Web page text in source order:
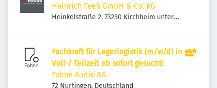
Heinrich Feeß GmbH & Co. KG
Heinkelstraße 2, 73230 Kirchheim unter
Fachkraft für Lagerlogistik (m/w/d) in
Voll-/ Teilzeit ab sofort gesucht!
Fohhn Audio AG
72 Nürtingen, Deutschland